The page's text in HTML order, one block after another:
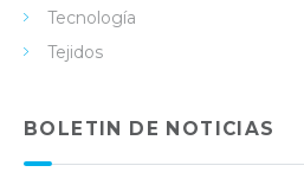
Tecnología
Tejidos
BOLETIN DE NOTICIAS